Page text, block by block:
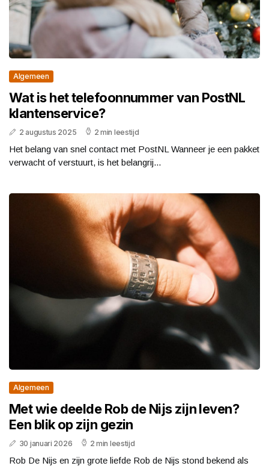
Algemeen
Wat is het telefoonnummer van PostNL
klantenservice?
2 augustus 2025 2 min leestijd
Het belang van snel contact met PostNL Wanneer je een pakket
verwacht of verstuurt, is het belangrij...
Algemeen
Met wie deelde Rob de Nijs zijn leven?
Een blik op zijn gezin
30 januari 2026 2 min leestijd
Rob De Nijs en zijn grote liefde Rob de Nijs stond bekend als